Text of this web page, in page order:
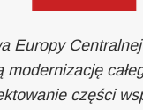
Europy
modernizację
części